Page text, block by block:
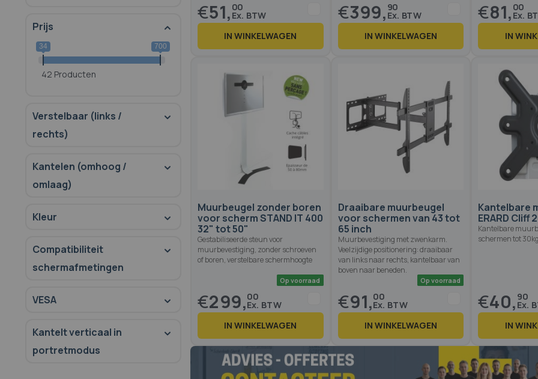
Op voorraad
€51, 00
IN WINKELWAGEN
Op voorraad
€399, 90
IN WINKELWAGEN
€81, 00
IN
Muurbeugel zonder boren
voor scherm STAND IT 400
32" tot 50"
Gestabiliseerde steun voor
muurbevestiging, zonder schroeven
of boren, verstelbare schermhoogte
Op voorraad
€299,00
IN WINKELWAGEN
Draaibare muurbeugel
voor schermen van 43 tot
65 inch
Muurbevestiging met zwenkarm.
Veelzijdige positionering: draaibaar
van links naar rechts, kantelbaar van
boven naar beneden.
Op voorraad
€91,00
IN WINKELWAGEN
Kantelbare
ERARD Cliff
Kantelbare
schermen tot
€40, 90
IN
Prijs
34 700
42 Producten
Verstelbaar (links /
rechts)
Kantelen (omhoog /
omlaag)
Kleur
Compatibiliteit
schermafmetingen
VESA
Kantelt verticaal in
portretmodus